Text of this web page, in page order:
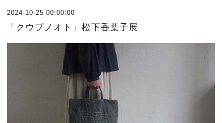
2024-10-25 00:00:00
「クウプノオト」松下香葉子展